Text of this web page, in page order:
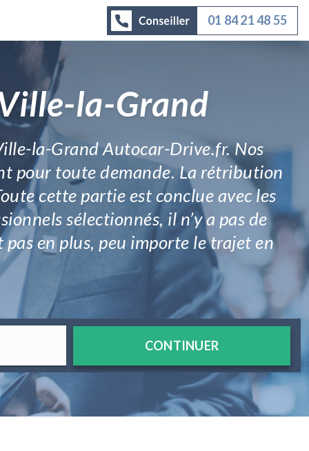
01 84 21 48 55
la-Grand
la-Grand Autocar-Drive.fr. Nos
pour toute demande. La rétribution
cette partie est conclue avec les
sélectionnés, il n’y a pas de
en plus, peu importe le trajet en
CONTINUER